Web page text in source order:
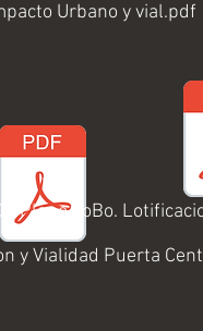
Urbano y vial.pdf
y Vialidad Puerta
Plano VoBo.